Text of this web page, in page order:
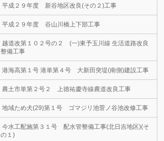
平成２９年度 新谷地区改良(その２)工事
平成２９年度 谷山川橋上下部工事
越道改第１０２号の２ (一)東予玉川線 生活道路改良
整備工事
港海高第１号 港単第４号 大新田突堤(南側)建設工事
農土市単第２号２ 上徳祐慶寺線農道改良工事
地域ため犬(29)第１号 ゴマジリ池菅ノ谷池改修工事
今水工配施第３１号 配水管整備工事(北日吉地区)(そ
の１)